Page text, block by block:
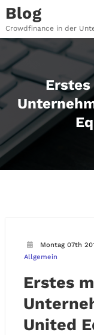
Inhalt
springen
Blog
Crowdfinance in der
Montag 07th
Allgemein
Erstes
United